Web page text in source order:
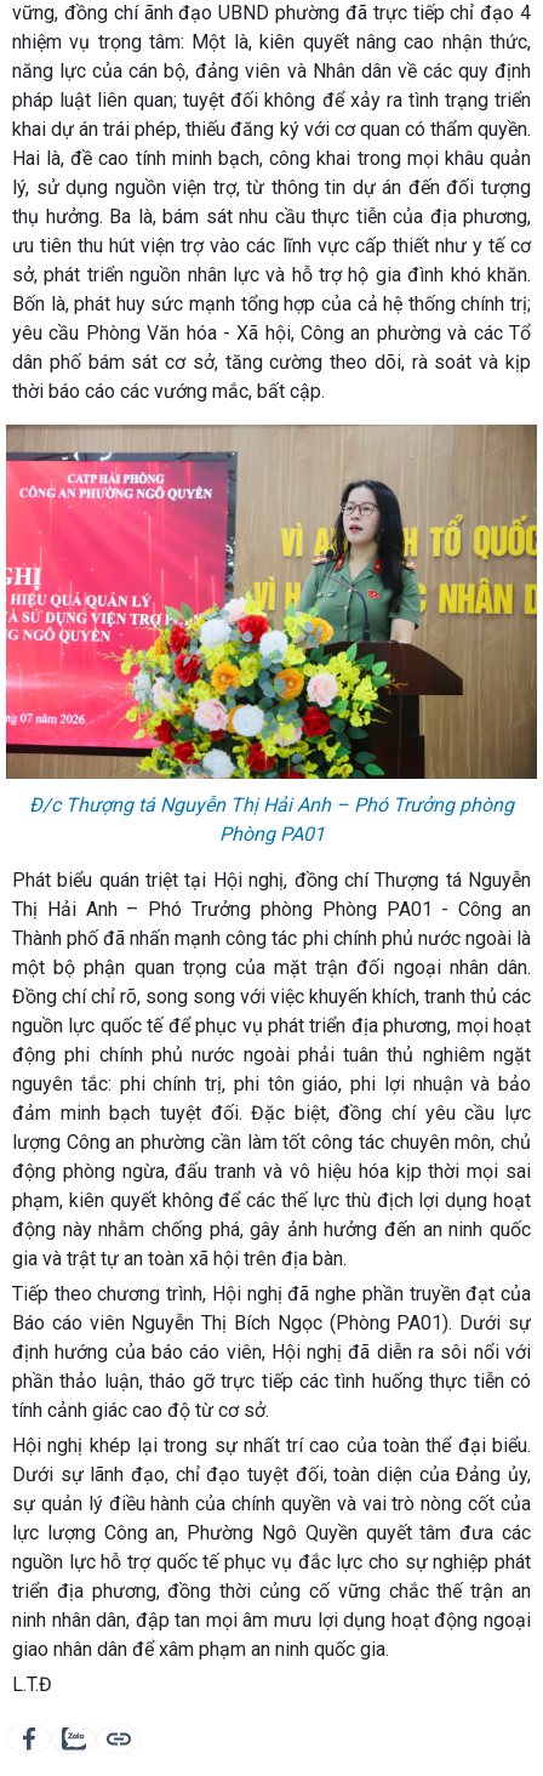
vững, đồng chí ãnh đạo UBND phường đã trực tiếp chỉ đạo 4
nhiệm vụ trọng tâm: Một là, kiên quyết nâng cao nhận thức,
năng lực của cán bộ, đảng viên và Nhân dân về các quy định
pháp luật liên quan; tuyệt đối không để xảy ra tình trạng triển
khai dự án trái phép, thiếu đăng ký với cơ quan có thẩm quyền.
Hai là, đề cao tính minh bạch, công khai trong mọi khâu quản
lý, sử dụng nguồn viện trợ, từ thông tin dự án đến đối tượng
thụ hưởng. Ba là, bám sát nhu cầu thực tiễn của địa phương,
ưu tiên thu hút viện trợ vào các lĩnh vực cấp thiết như y tế cơ
sở, phát triển nguồn nhân lực và hỗ trợ hộ gia đình khó khăn.
Bốn là, phát huy sức mạnh tổng hợp của cả hệ thống chính trị;
yêu cầu Phòng Văn hóa - Xã hội, Công an phường và các Tổ
dân phố bám sát cơ sở, tăng cường theo dõi, rà soát và kịp
thời báo cáo các vướng mắc, bất cập.
Đ/c Thượng tá Nguyễn Thị Hải Anh – Phó Trưởng phòng
Phòng PA01
Phát biểu quán triệt tại Hội nghị, đồng chí Thượng tá Nguyễn
Thị Hải Anh – Phó Trưởng phòng Phòng PA01 - Công an
Thành phố đã nhấn mạnh công tác phi chính phủ nước ngoài là
một bộ phận quan trọng của mặt trận đối ngoại nhân dân.
Đồng chí chỉ rõ, song song với việc khuyến khích, tranh thủ các
nguồn lực quốc tế để phục vụ phát triển địa phương, mọi hoạt
động phi chính phủ nước ngoài phải tuân thủ nghiêm ngặt
nguyên tắc: phi chính trị, phi tôn giáo, phi lợi nhuận và bảo
đảm minh bạch tuyệt đối. Đặc biệt, đồng chí yêu cầu lực
lượng Công an phường cần làm tốt công tác chuyên môn, chủ
động phòng ngừa, đấu tranh và vô hiệu hóa kịp thời mọi sai
phạm, kiên quyết không để các thế lực thù địch lợi dụng hoạt
động này nhằm chống phá, gây ảnh hưởng đến an ninh quốc
gia và trật tự an toàn xã hội trên địa bàn.
Tiếp theo chương trình, Hội nghị đã nghe phần truyền đạt của
Báo cáo viên Nguyễn Thị Bích Ngọc (Phòng PA01). Dưới sự
định hướng của báo cáo viên, Hội nghị đã diễn ra sôi nổi với
phần thảo luận, tháo gỡ trực tiếp các tình huống thực tiễn có
tính cảnh giác cao độ từ cơ sở.
Hội nghị khép lại trong sự nhất trí cao của toàn thể đại biểu.
Dưới sự lãnh đạo, chỉ đạo tuyệt đối, toàn diện của Đảng ủy,
sự quản lý điều hành của chính quyền và vai trò nòng cốt của
lực lượng Công an, Phường Ngô Quyền quyết tâm đưa các
nguồn lực hỗ trợ quốc tế phục vụ đắc lực cho sự nghiệp phát
triển địa phương, đồng thời củng cố vững chắc thế trận an
ninh nhân dân, đập tan mọi âm mưu lợi dụng hoạt động ngoại
giao nhân dân để xâm phạm an ninh quốc gia.
L.T.Đ